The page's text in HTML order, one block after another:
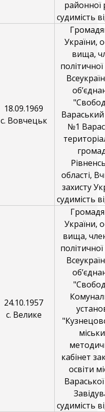
районної
судимість
18.09.1969
с. Вовчецьк
України,
вища,
політичної
Вараський
№1
області,
захисту
судимість
24.10.1957
с. Велике
України,
вища,
політичної
кабінет
освіти
судимість